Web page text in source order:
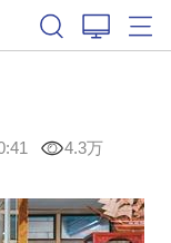
4.3万